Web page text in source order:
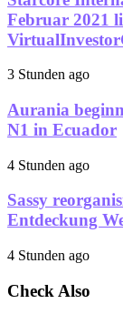
Februar 2021
3 Stunden ago
Aurania
N1 in Ecuador
4 Stunden ago
Sassy
Entdeckung
4 Stunden ago
Check Also